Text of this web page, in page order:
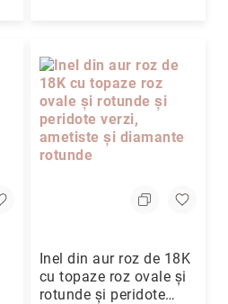
Inel din aur roz de 18K
cu topaze roz ovale și
rotunde și peridote